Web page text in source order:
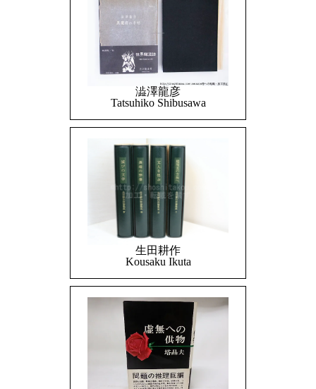
澁澤龍彦
Tatsuhiko Shibusawa
生田耕作
Kousaku Ikuta